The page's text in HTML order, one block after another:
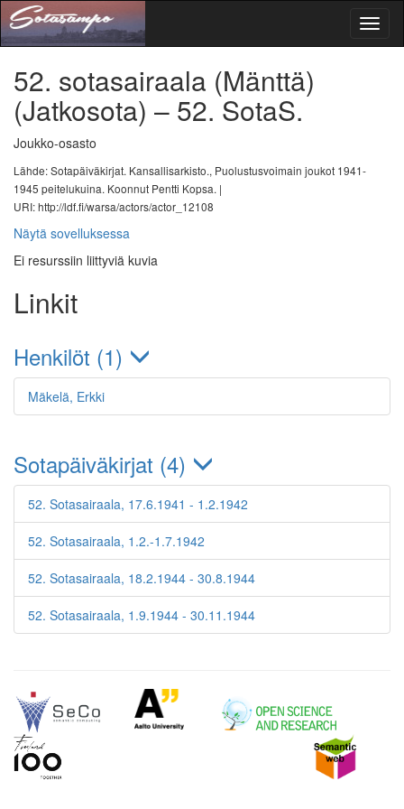
52. sotasairaala (Mänttä)
(Jatkosota) – 52. SotaS.
Joukko-osasto
Lähde: Sotapäiväkirjat. Kansallisarkisto., Puolustusvoimain joukot 1941-
1945 peitelukuina. Koonnut Pentti Kopsa. |
URI: http://ldf.fi/warsa/actors/actor_12108
Näytä sovelluksessa
Ei resurssiin liittyviä kuvia
Linkit
Henkilöt (1)
Mäkelä, Erkki
Sotapäiväkirjat (4)
52. Sotasairaala, 17.6.1941 - 1.2.1942
52. Sotasairaala, 1.2.-1.7.1942
52. Sotasairaala, 18.2.1944 - 30.8.1944
52. Sotasairaala, 1.9.1944 - 30.11.1944